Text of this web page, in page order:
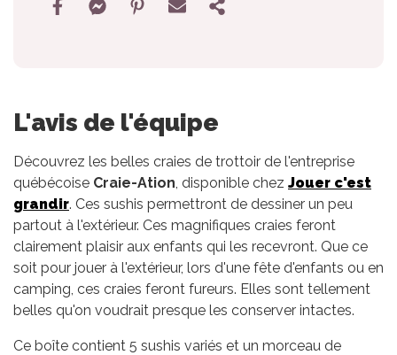
L'avis de l'équipe
Découvrez les belles craies de trottoir de l'entreprise
québécoise Craie-Ation , disponible chez Jouer c'est
grandir. Ces sushis permettront de dessiner un peu
partout à l'extérieur. Ces magnifiques craies feront
clairement plaisir aux enfants qui les recevront. Que ce
soit pour jouer à l'extérieur, lors d'une fête d'enfants ou en
camping, ces craies feront fureurs. Elles sont tellement
belles qu'on voudrait presque les conserver intactes.
Ce boîte contient 5 sushis variés et un morceau de